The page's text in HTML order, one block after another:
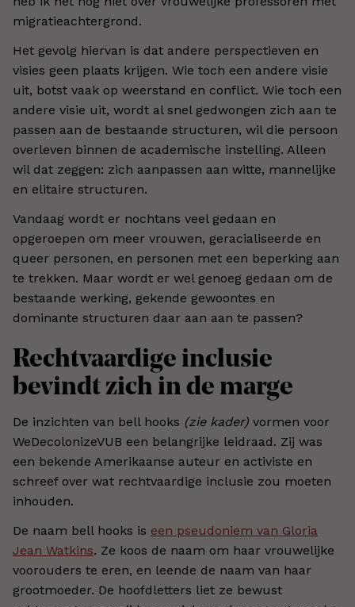
migratieachtergrond.
Het gevolg hiervan is dat andere perspectieven en
visies geen plaats krijgen. Wie toch een andere visie
uit, botst vaak op weerstand en conflict. Wie toch een
andere visie uit, wordt al snel gedwongen zich aan te
passen aan de bestaande structuren, wil die persoon
overleven binnen de academische instelling. Alleen
wil dat zeggen: zich aanpassen aan witte, mannelijke
en elitaire structuren.
Vandaag wordt er nochtans veel gedaan en
opgeroepen om meer vrouwen, geracialiseerde en
queer personen, en personen met een beperking aan
te trekken. Maar wordt er wel genoeg gedaan om de
bestaande werking, gekende gewoontes en
dominante structuren daar aan aan te passen?
Rechtvaardige inclusie
bevindt zich in de marge
De inzichten van bell hooks (zie kader) vormen voor
WeDecolonizeVUB een belangrijke leidraad. Zij was
een bekende Amerikaanse auteur en activiste en
schreef over wat rechtvaardige inclusie zou moeten
inhouden.
De naam bell hooks is een pseudoniem van Gloria
Jean Watkins. Ze koos de naam om haar vrouwelijke
voorouders te eren, en leende de naam van haar
grootmoeder. De hoofdletters liet ze bewust